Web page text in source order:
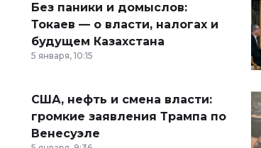
Без паники и домыслов:
Токаев — о власти, налогах и
будущем Казахстана
5 января, 10:15
США, нефть и смена власти:
громкие заявления Трампа по
Венесуэле